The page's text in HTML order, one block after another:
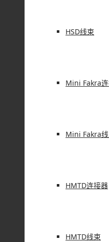
HSD线束
Mini Fakra
Mini Fakra
HMTD连接器
HMTD线束